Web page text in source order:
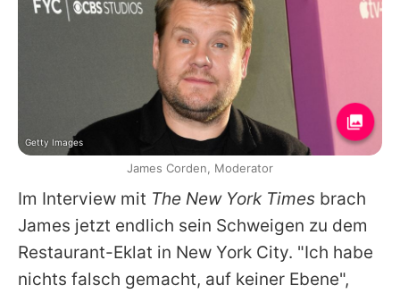
Im Interview mit The New York Times brach
James jetzt endlich sein Schweigen zu dem
Restaurant-Eklat in New York City. "Ich habe
nichts falsch gemacht, auf keiner Ebene",
Getty Images
James Corden, Moderator